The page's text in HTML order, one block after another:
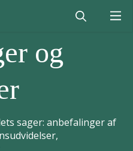
og
sager: anbefalinger af